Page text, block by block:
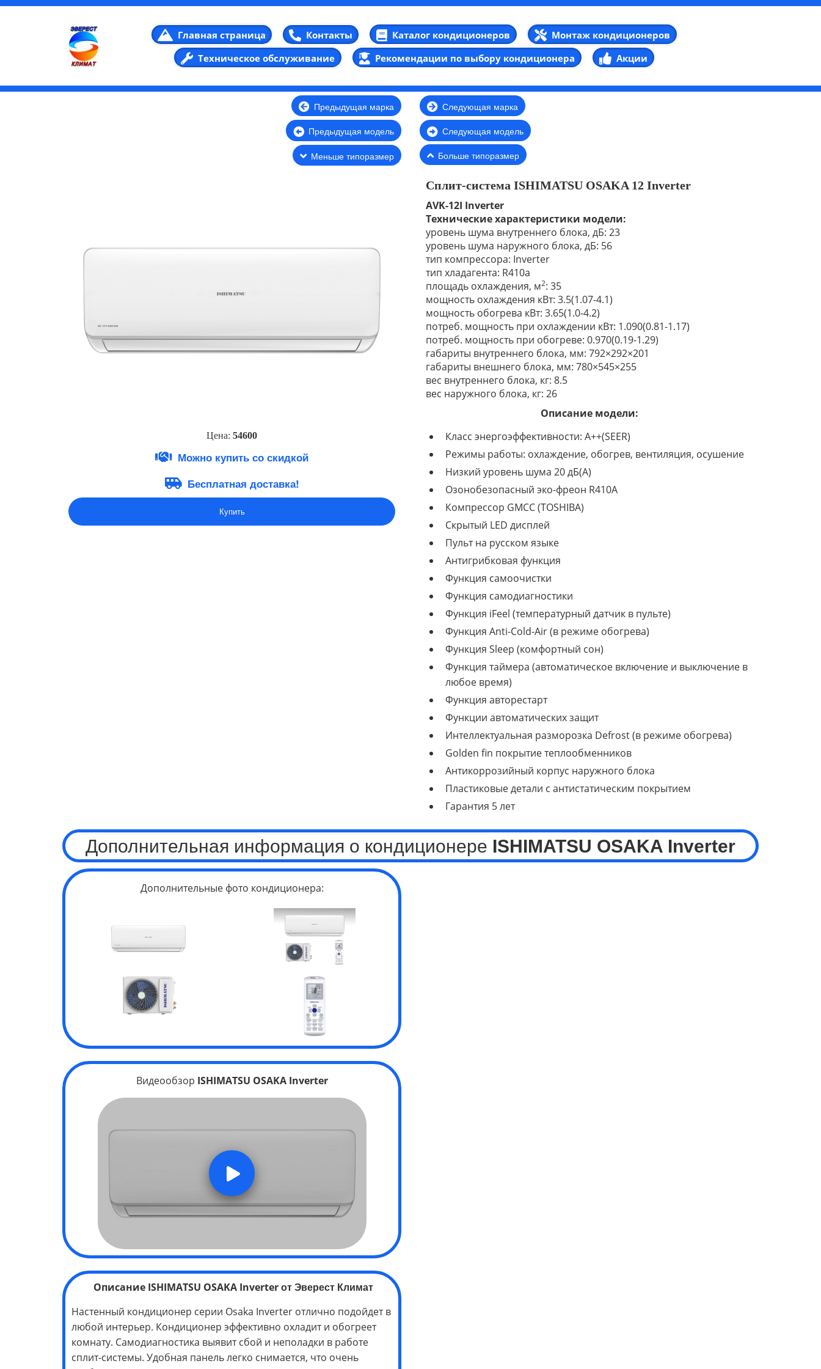
Главная страница Контакты Каталог кондиционеров
Монтаж кондиционеров
Техническое обслуживание
Рекомендации по выбору кондиционера Акции
Предыдущая марка
Предыдущая модель
Меньше типоразмер
Следующая марка
Следующая модель
Больше типоразмер
Цена: 54600
Можно купить со скидкой
Бесплатная доставка!
Купить
Сплит-система ISHIMATSU OSAKA 12 Inverter
AVK-12I Inverter
Технические характеристики модели:
уровень шума внутреннего блока, дБ: 23
уровень шума наружного блока, дБ: 56
тип компрессора: Inverter
тип хладагента: R410а
площадь охлаждения, м2: 35
мощность охлаждения кВт: 3.5(1.07-4.1)
мощность обогрева кВт: 3.65(1.0-4.2)
потреб. мощность при охлаждении кВт: 1.090(0.81-1.17)
потреб. мощность при обогреве: 0.970(0.19-1.29)
габариты внутреннего блока, мм: 792×292×201
габариты внешнего блока, мм: 780×545×255
вес внутреннего блока, кг: 8.5
вес наружного блока, кг: 26
Описание модели:
Класс энергоэффективности: А++(SEER)
Режимы работы: охлаждение, обогрев, вентиляция, осушение
Низкий уровень шума 20 дБ(А)
Озонобезопасный эко-фреон R410A
Компрессор GMCC (TOSHIBA)
Скрытый LED дисплей
Пульт на русском языке
Антигрибковая функция
Функция самоочистки
Функция самодиагностики
Функция iFeel (температурный датчик в пульте)
Функция Anti-Cold-Air (в режиме обогрева)
Функция Sleep (комфортный сон)
Функция таймера (автоматическое включение и выключение в
любое время)
Функция авторестарт
Функции автоматических защит
Интеллектуальная разморозка Defrost (в режиме обогрева)
Golden fin покрытие теплообменников
Антикоррозийный корпус наружного блока
Пластиковые детали с антистатическим покрытием
Гарантия 5 лет
Дополнительная информация о кондиционере ISHIMATSU OSAKA Inverter
Дополнительные фото кондиционера:
Видеообзор ISHIMATSU OSAKA Inverter
Описание ISHIMATSU OSAKA Inverter от Эверест Климат
Настенный кондиционер серии Osaka Inverter отлично подойдет в
любой интерьер. Кондиционер эффективно охладит и обогреет
комнату. Самодиагностика выявит сбой и неполадки в работе
сплит-системы. Удобная панель легко снимается, что очень